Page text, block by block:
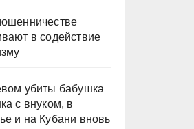
в содействие
убиты бабушка
с внуком, в
и на Кубани вновь